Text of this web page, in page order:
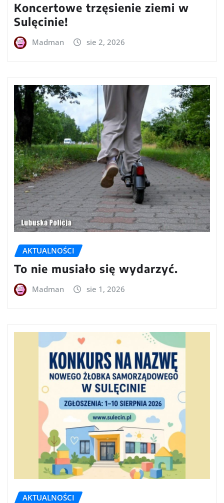
Koncertowe trzęsienie ziemi w
Sulęcinie!
Madman sie 2, 2026
AKTUALNOŚCI
To nie musiało się wydarzyć.
Madman sie 1, 2026
AKTUALNOŚCI